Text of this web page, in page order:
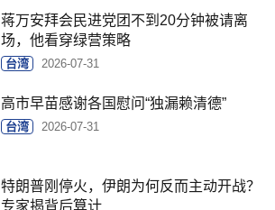
蒋万安拜会民进党团不到20分钟被请离
场，他看穿绿营策略
台湾 2026-07-31
高市早苗感谢各国慰问“独漏赖清德”
台湾 2026-07-31
特朗普刚停火，伊朗为何反而主动开战？
专家揭背后算计